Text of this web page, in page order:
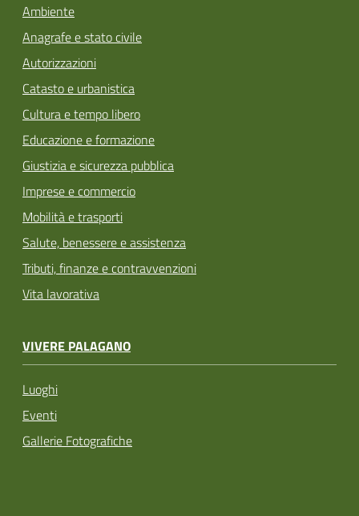
Ambiente
Anagrafe e stato civile
Autorizzazioni
Catasto e urbanistica
Cultura e tempo libero
Educazione e formazione
Giustizia e sicurezza pubblica
Imprese e commercio
Mobilità e trasporti
Salute, benessere e assistenza
Tributi, finanze e contravvenzioni
Vita lavorativa
VIVERE PALAGANO
Luoghi
Eventi
Gallerie Fotografiche